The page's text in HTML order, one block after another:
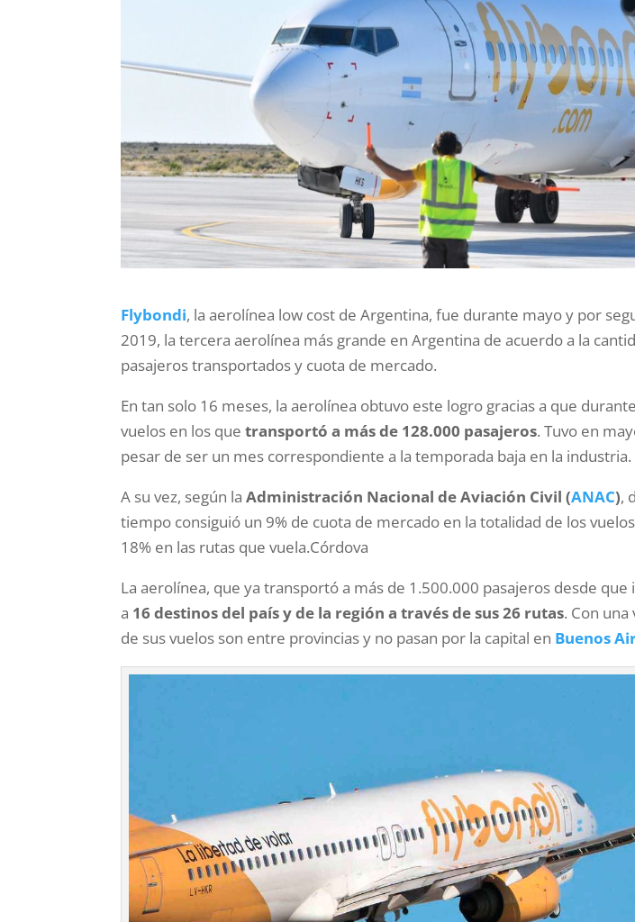
Flybondi, la aerolínea low cost de Argentina, fue durante mayo y por
2019, la tercera aerolínea más grande en Argentina de acuerdo a la
pasajeros transportados y cuota de mercado.
En tan solo 16 meses, la aerolínea obtuvo este logro gracias a que
vuelos en los quetransportó a más de 128.000 pasajeros. Tuvo en
pesar de ser un mes correspondiente a la temporada baja en la industria.
A su vez, según laAdministración Nacional de Aviación Civil (ANAC),
tiempo consiguió un 9% de cuota de mercado en la totalidad de los
18% en las rutas que vuela.Córdova
La aerolínea, que ya transportó a más de 1.500.000 pasajeros desde que
a 16 destinos del país y de la región a través de sus 26 rutas. Con
de sus vuelos son entre provincias y no pasan por la capital en Buenos